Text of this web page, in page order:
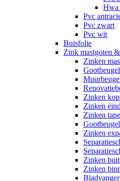
Hwa
Pvc
Pvc zwart
Pvc wit
Buisfolie
Zink mastgoten
Zinken
Zinken
Zinken
Zinken
Zinken
Zinken
Zinken